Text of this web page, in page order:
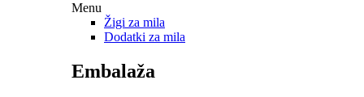
Menu
Žigi za mila
Dodatki za mila
Embalaža